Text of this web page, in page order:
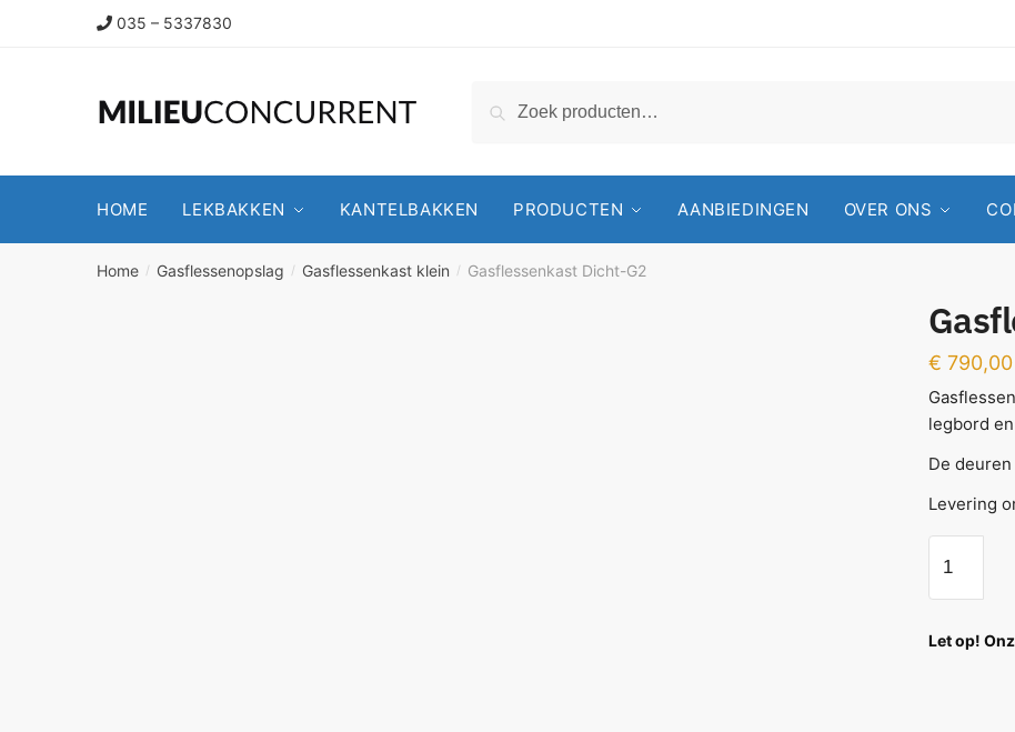
035 – 5337830
Zoeken
HOME LEKBAKKEN KANTELBAKKEN PRODUCTEN AANBIEDINGEN OVER ONS
Home / Gasflessenopslag / Gasflessenkast klein / Gasflessenkast Dicht-G2
€ 790,00
legbord
De
Levering
Let op!